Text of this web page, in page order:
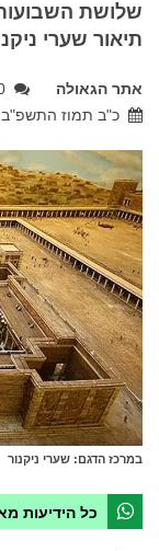
שלושת
תיאור שערי
אתר הגאולה
כ"ב תמוז התשפ"ב, 21.07.2022, 20:05
במרכז הדגם: שערי ניקנור
כל הידיעות